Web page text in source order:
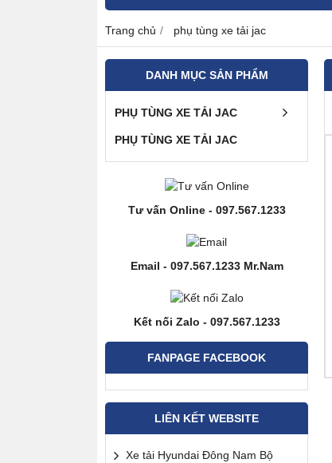
Trang chủ phụ tùng xe tải jac
DANH MỤC SẢN PHẨM
PHỤ TÙNG XE TẢI JAC
PHỤ TÙNG XE TẢI JAC
Tư vấn Online - 097.567.1233
Email - 097.567.1233 Mr.Nam
Kết nối Zalo - 097.567.1233
FANPAGE FACEBOOK
LIÊN KẾT WEBSITE
Xe tải Hyundai Đông Nam Bộ